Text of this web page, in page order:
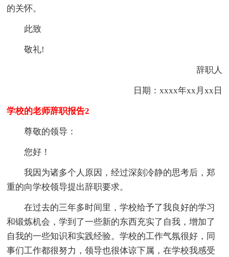
的关怀。
此致
敬礼!
辞职人
日期： xxxx年xx月xx日
学校的老师辞职报告2
尊敬的领导：
您好！
我因为诸多个人原因，经过深刻冷静的思考后，郑
重的向学校领导提出辞职要求。
在过去的三年多时间里，学校给予了我良好的学习
和锻炼机会，学到了一些新的东西充实了自我，增加了
自我的一些知识和实践经验。学校的工作气氛很好，同
事们工作都很努力，领导也很体谅下属，在学校我感受